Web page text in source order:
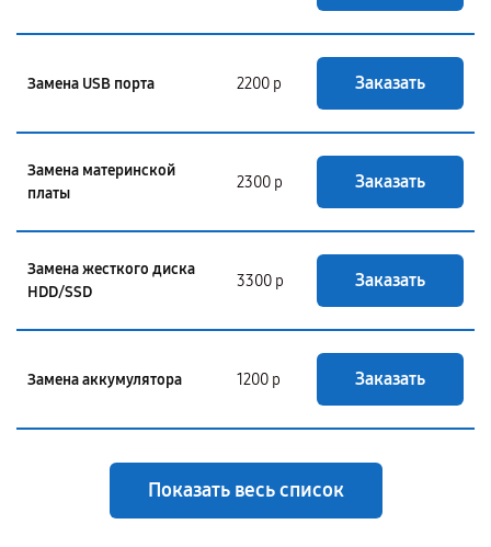
Замена USB порта 2200 р Заказать
Замена материнской
платы
2300 р Заказать
Замена жесткого диска
HDD/SSD
3300 р Заказать
Замена аккумулятора 1200 р Заказать
Показать весь список